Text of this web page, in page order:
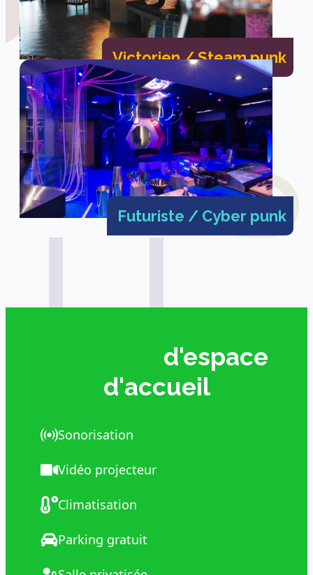
Victorien / Steam punk
Futuriste / Cyber punk
d'espace
d'accueil
Sonorisation
Vidéo projecteur
Climatisation
Parking gratuit